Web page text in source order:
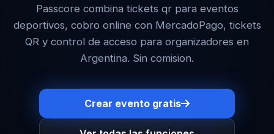
Passcore combina tickets qr para eventos
deportivos, cobro online con MercadoPago, tickets
QR y control de acceso para organizadores en
Argentina. Sin comision.
Crear evento gratis